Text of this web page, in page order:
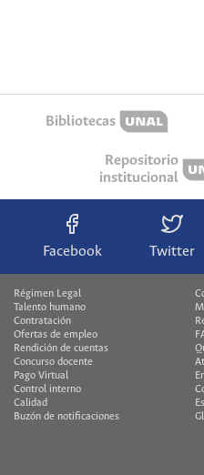
Bibliotecas
Repositorio
institucional
Facebook Twitter
Régimen Legal
Talento humano
Contratación
Ofertas de empleo
Rendición de cuentas
Concurso docente
Pago Virtual
Control interno
Calidad
Buzón de notificaciones